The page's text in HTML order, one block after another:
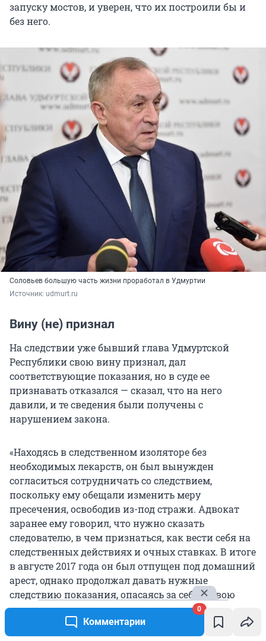
Комментарии
0
запуску мостов, и уверен, что их построили бы и
без него.
Соловьев большую часть жизни проработал в Удмуртии
Источник: udmurt.ru
Вину (не) признал
На следствии уже бывший глава Удмуртской
Республики свою вину признал, дал
соответствующие показания, но в суде ее
признавать отказался — сказал, что на него
давили, и те сведения были получены с
нарушением закона.
«Находясь в следственном изоляторе без
необходимых лекарств, он был вынужден
согласиться сотрудничать со следствием,
поскольку ему обещали изменить меру
пресечения, освободив из-под стражи. Адвокат
заранее ему говорил, что нужно сказать
следователю, в чем признаться, как вести себя на
следственных действиях и очных ставках. В итоге
в августе 2017 года он был отпущен под домашний
арест, однако продолжал давать нужные
следствию показания, опасаясь за себя и свою
семью», — приводятся показания Соловьева.